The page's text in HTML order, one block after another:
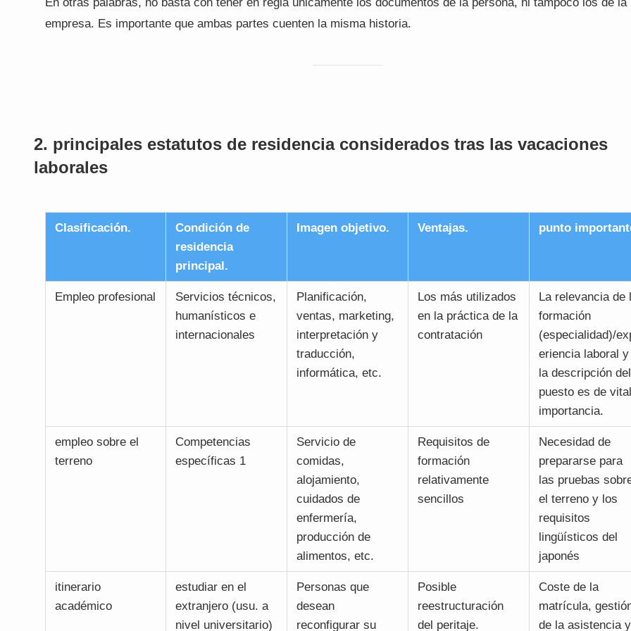
empresa. Es importante que ambas partes cuenten la misma historia.
2. principales estatutos de residencia considerados tras las vacaciones
laborales
Clasificación.
Condición de
residencia
principal.
Imagen objetivo. Ventajas. punto
Empleo profesional
Servicios técnicos,
humanísticos e
internacionales
Planificación,
ventas, marketing,
interpretación y
traducción,
informática, etc.
Los más utilizados
en la práctica de la
contratación
La relevancia de
formación
(especialidad)/
eriencia laboral y
la descripción del
puesto es de vital
importancia.
empleo sobre el
terreno
Competencias
específicas 1
Servicio de
comidas,
alojamiento,
cuidados de
enfermería,
producción de
alimentos, etc.
Requisitos de
formación
relativamente
sencillos
Necesidad de
prepararse para
las pruebas
el terreno y los
requisitos
lingüísticos del
japonés
itinerario
académico
estudiar en el
extranjero (usu. a
nivel universitario)
Personas que
desean
reconfigurar su
Posible
reestructuración
del peritaje.
Coste de la
matrícula,
de la asistencia y